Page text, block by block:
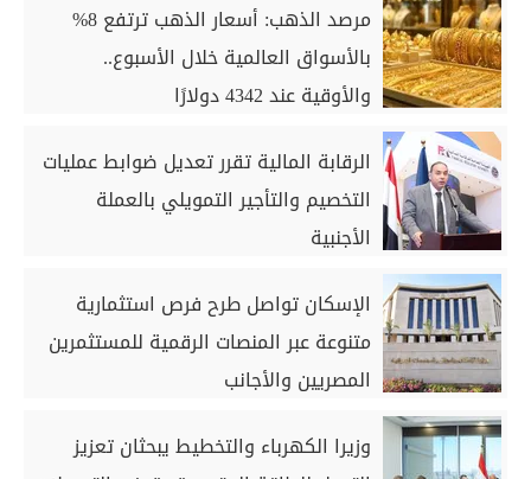
مرصد الذهب: أسعار الذهب ترتفع 8%
بالأسواق العالمية خلال الأسبوع..
والأوقية عند 4342 دولارًا
الرقابة المالية تقرر تعديل ضوابط عمليات
التخصيم والتأجير التمويلي بالعملة
الأجنبية
الإسكان تواصل طرح فرص استثمارية
متنوعة عبر المنصات الرقمية للمستثمرين
المصريين والأجانب
وزيرا الكهرباء والتخطيط يبحثان تعزيز